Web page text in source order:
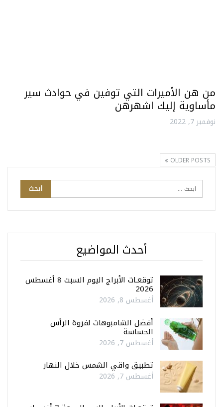
من هن الأميرات التي توفين في حوادث سير
مأساوية إليك اشهرهن
نوفمبر 7, 2022
OLDER POSTS
أحدث المواضيع
توقعـات الأبراج اليوم السبت 8 أغسطس
2026
أغسطس 8, 2026
أفضل الشامبوهات لفروة الرأس
الحساسة
أغسطس 7, 2026
تطبيق واقي الشمس خلال النهار
أغسطس 7, 2026